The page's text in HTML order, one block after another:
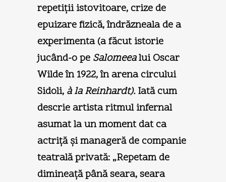
repetiţii istovitoare, crize de
epuizare fizică, îndrăzneala de a
experimenta (a făcut istorie
jucând-o pe Salomeealui Oscar
Wilde în 1922, în arena circului
Sidoli, à la Reinhardt).Iată cum
descrie artista ritmul infernal
asumat la un moment dat ca
actriţă şi manageră de companie
teatrală privată: „Repetam de
dimineaţă până seara, seara